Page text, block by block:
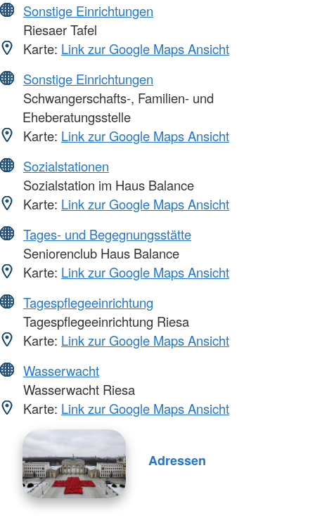
Sonstige Einrichtungen
Riesaer Tafel
Karte: Link zur Google Maps Ansicht
Sonstige Einrichtungen
Schwangerschafts-, Familien- und
Eheberatungsstelle
Karte: Link zur Google Maps Ansicht
Sozialstationen
Sozialstation im Haus Balance
Karte: Link zur Google Maps Ansicht
Tages- und Begegnungsstätte
Seniorenclub Haus Balance
Karte: Link zur Google Maps Ansicht
Tagespflegeeinrichtung
Tagespflegeeinrichtung Riesa
Karte: Link zur Google Maps Ansicht
Wasserwacht
Wasserwacht Riesa
Karte: Link zur Google Maps Ansicht
Adressen